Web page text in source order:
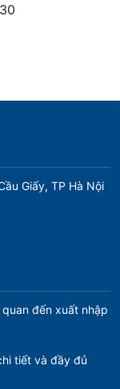
Giấy, TP Hà Nội
đến xuất nhập
tiết và đầy đủ